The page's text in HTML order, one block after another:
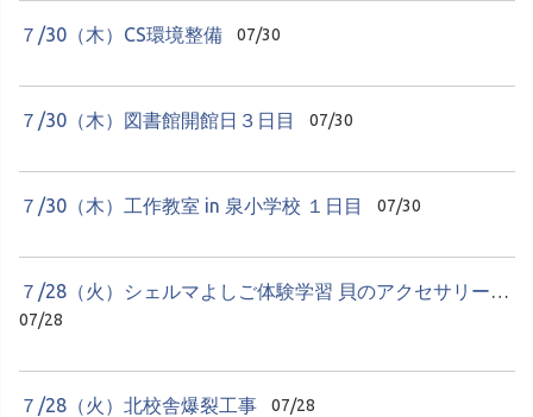
７/30（木）CS環境整備 07/30
７/30（木）図書館開館日３日目 07/30
７/30（木）工作教室 in 泉小学校 １日目 07/30
７/28（火）シェルマよしご体験学習 貝のアクセサリーづくり
07/28
７/28（火）北校舎爆裂工事 07/28